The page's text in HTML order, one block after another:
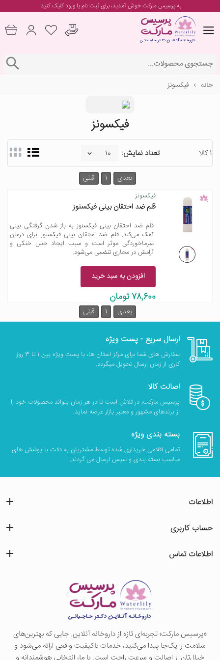
به پرسیس مارکت خوش آمدید، برایثبت نام یا ورودکلیک کنید!
خانه فیکسونز
فیکسونز
1 کالا تعداد نمایش:
قبلی 1 بعدی
فیکسونز
قلم ضد احتقان بینی فیکسنوز
قلم ضد احتقان بینی فیکسنوز به باز شدن گرفتگی بینی
کمک می‌کند. قلم ضد احتقان بینی فیکسنوز برای درمان
سرماخوردگی موثر است و سبب ایجاد حس خنکی و
آرامش در مجاری تنفسی می‌شود.
افزودن به سبد خرید
78,600 تومان
قبلی 1 بعدی
ارسال سریع - پست ویژه
سفارش های شما برای مرکز استان ها، با پست ویژه بین 1 تا 3 روز
کاری از زمان ارسال تحویل میگردد.
اصالت کالا
پرسیس مارکت، در تلاش است تا در هر زمان بتواند محصولات خود را
از برندهای مشهور و معتبر بازار عرضه نماید.
بسته بندی ویژه
تمامی اقلامی خریداری شده توسط مشتریان به دقت با پوشش های
مناسب بسته بندی و سپس ارسال می گردند.
«پرسيس ماركت؛ تجربه‌ای تازه از داروخانه آنلاین. جایی که بهترین‌های
سلامت را یک‌جا پیدا می‌کنید، خدمات باکیفیت واقعی ارائه می‌شود و
اطلاعات
حساب کاربری
اطلاعات تماس